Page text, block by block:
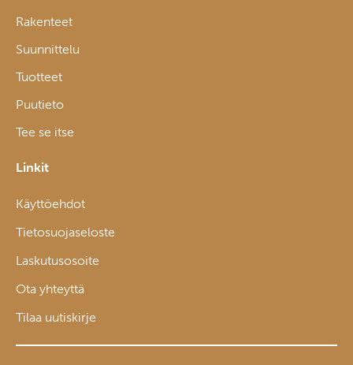
Rakenteet
Suunnittelu
Tuotteet
Puutieto
Tee se itse
Linkit
Käyttöehdot
Tietosuojaseloste
Laskutusosoite
Ota yhteyttä
Tilaa uutiskirje